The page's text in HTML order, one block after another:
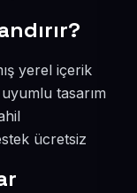
yerel içerik
tasarım
ücretsiz